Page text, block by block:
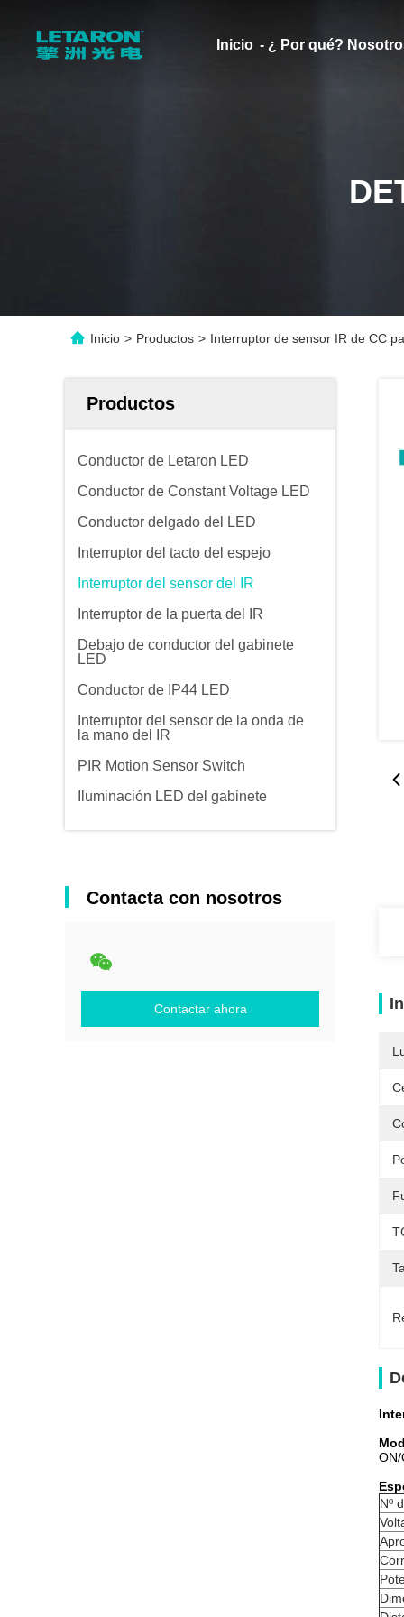
Inicio - ¿ Por qué?
Inicio > Productos > Interruptor de sensor IR de CC
Productos
Conductor de Letaron LED
Conductor de Constant Voltage LED
Conductor delgado del LED
Interruptor del tacto del espejo
Interruptor del sensor del IR
Interruptor de la puerta del IR
Debajo de conductor del gabinete
LED
Conductor de IP44 LED
Interruptor del sensor de la onda de
la mano del IR
PIR Motion Sensor Switch
Iluminación LED del gabinete
Contacta con nosotros
Contactar ahora
Nº